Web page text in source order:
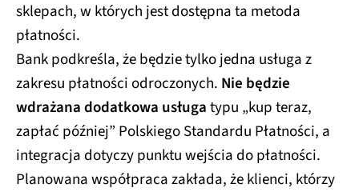
sklepach, w których jest dostępna ta metoda
płatności.
Bank podkreśla, że będzie tylko jedna usługa z
zakresu płatności odroczonych. Nie będzie
wdrażana dodatkowa usługatypu „kup teraz,
zapłać później” Polskiego Standardu Płatności, a
integracja dotyczy punktu wejścia do płatności.
Planowana współpraca zakłada, że klienci, którzy